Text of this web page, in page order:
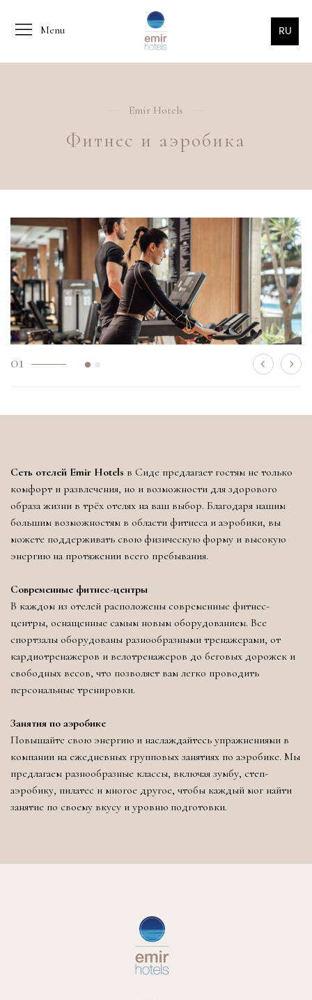
Menu RU
Emir Hotels
Фитнес и аэробика
01
Сеть отелей Emir Hotels в Сиде предлагает гостям не только
комфорт и развлечения, но и возможности для здорового
образа жизни в трёх отелях на ваш выбор. Благодаря нашим
большим возможностям в области фитнеса и аэробики, вы
можете поддерживать свою физическую форму и высокую
энергию на протяжении всего пребывания.
Современные фитнес-центры
В каждом из отелей расположены современные фитнес-
центры, оснащенные самым новым оборудованием. Все
спортзалы оборудованы разнообразными тренажерами, от
кардиотренажеров и велотренажеров до беговых дорожек и
свободных весов, что позволяет вам легко проводить
персональные тренировки.
Занятия по аэробике
Повышайте свою энергию и наслаждайтесь упражнениями в
компании на ежедневных групповых занятиях по аэробике. Мы
предлагаем разнообразные классы, включая зумбу, степ-
аэробику, пилатес и многое другое, чтобы каждый мог найти
занятие по своему вкусу и уровню подготовки.